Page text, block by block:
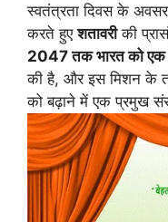
स्वतंत्रता दिवस के
करते हुएशतावरीकी
2047 तक भारत को एक
की है, और इस मिशन के
को बढ़ाने में एक प्रमुख